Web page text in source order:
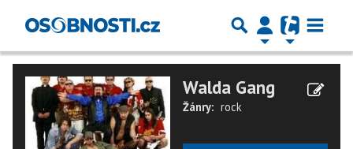
Walda Gang
Žánry: rock